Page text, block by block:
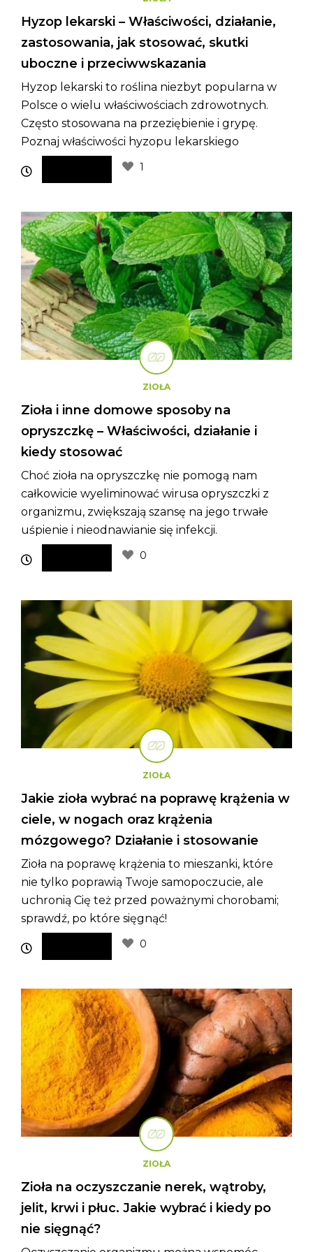
Hyzop lekarski – Właściwości, działanie,
zastosowania, jak stosować, skutki
uboczne i przeciwwskazania
Hyzop lekarski to roślina niezbyt popularna w
Polsce o wielu właściwościach zdrowotnych.
Często stosowana na przeziębienie i grypę.
Poznaj właściwości hyzopu lekarskiego
1
ZIOŁA
Zioła i inne domowe sposoby na
opryszczkę – Właściwości, działanie i
kiedy stosować
Choć zioła na opryszczkę nie pomogą nam
całkowicie wyeliminować wirusa opryszczki z
organizmu, zwiększają szansę na jego trwałe
uśpienie i nieodnawianie się infekcji.
0
ZIOŁA
Jakie zioła wybrać na poprawę krążenia w
ciele, w nogach oraz krążenia
mózgowego? Działanie i stosowanie
Zioła na poprawę krążenia to mieszanki, które
nie tylko poprawią Twoje samopoczucie, ale
uchronią Cię też przed poważnymi chorobami;
sprawdź, po które sięgnąć!
0
ZIOŁA
Zioła na oczyszczanie nerek, wątroby,
jelit, krwi i płuc. Jakie wybrać i kiedy po
nie sięgnąć?